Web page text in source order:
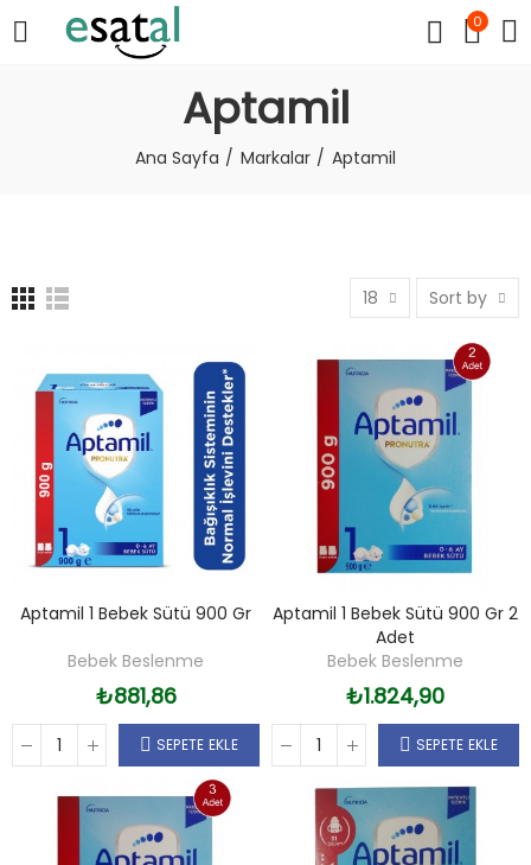
0
Aptamil
Ana Sayfa Markalar Aptamil
18 Sort by
Aptamil 1 Bebek Sütü 900 Gr
Bebek Beslenme
₺881,86
SEPETE EKLE
Aptamil 1 Bebek Sütü 900 Gr 2
Adet
Bebek Beslenme
₺1.824,90
SEPETE EKLE